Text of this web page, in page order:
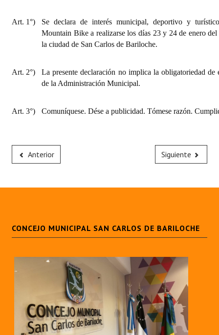
Art. 1°)
Se declara de interés municipal, deportivo y
Mountain Bike a realizarse los días 23 y 24 de enero
la ciudad de San Carlos de Bariloche.
Art. 2°)
La presente declaración no implica la obligatoriedad de
de la Administración Municipal.
Art. 3°) Comuníquese. Dése a publicidad. Tómese razón.
Anterior Siguiente
CONCEJO MUNICIPAL SAN CARLOS DE BARILOCHE